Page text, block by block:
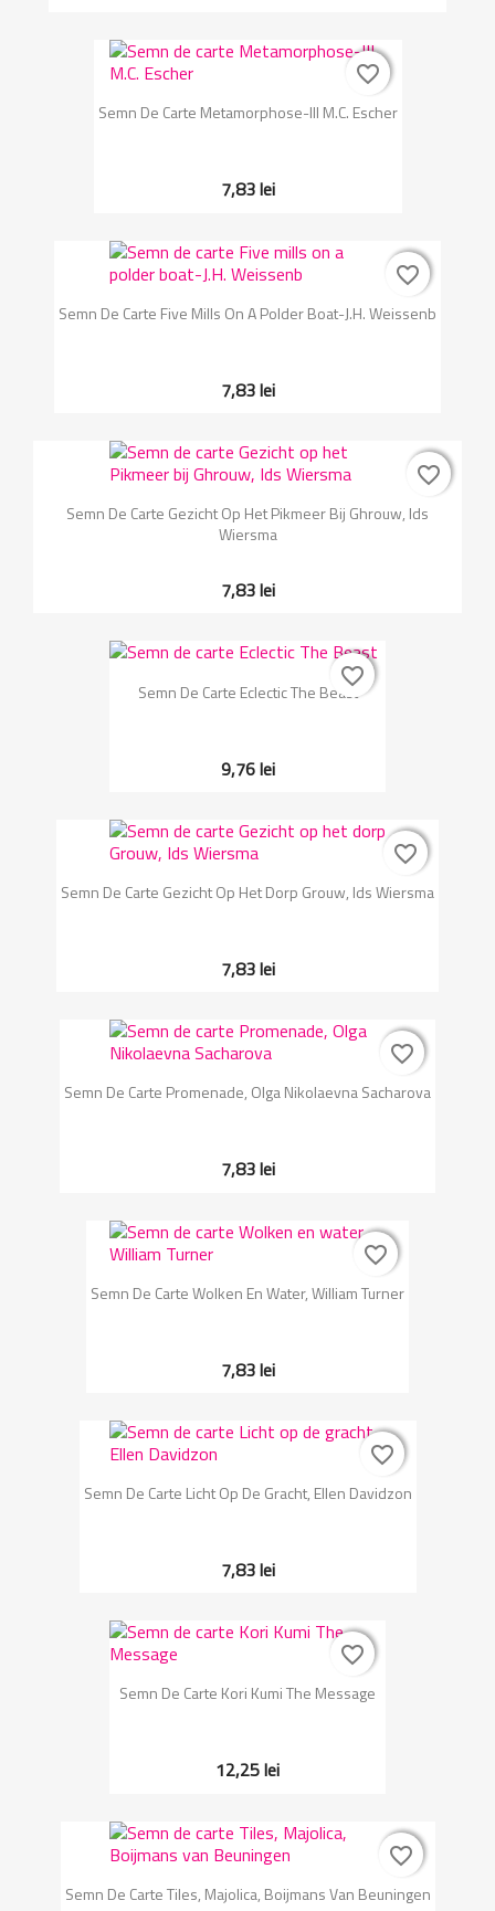
Semn De Carte Metamorphose-III M.C. Escher
7,83 lei
favorite_border
favorite_border
Semn De Carte Five Mills On A Polder Boat-J.H. Weissenb
7,83 lei
favorite_border
favorite_border
Semn De Carte Gezicht Op Het Pikmeer Bij Ghrouw, Ids
Wiersma
7,83 lei
favorite_border
favorite_border
Semn De Carte Eclectic The Beast
9,76 lei
favorite_border
favorite_border
Semn De Carte Gezicht Op Het Dorp Grouw, Ids Wiersma
7,83 lei
favorite_border
favorite_border
Semn De Carte Promenade, Olga Nikolaevna Sacharova
7,83 lei
favorite_border
favorite_border
Semn De Carte Wolken En Water, William Turner
7,83 lei
favorite_border
favorite_border
Semn De Carte Licht Op De Gracht, Ellen Davidzon
7,83 lei
favorite_border
favorite_border
Semn De Carte Kori Kumi The Message
12,25 lei
favorite_border
favorite_border
Semn De Carte Tiles, Majolica, Boijmans Van Beuningen
favorite_border
favorite_border